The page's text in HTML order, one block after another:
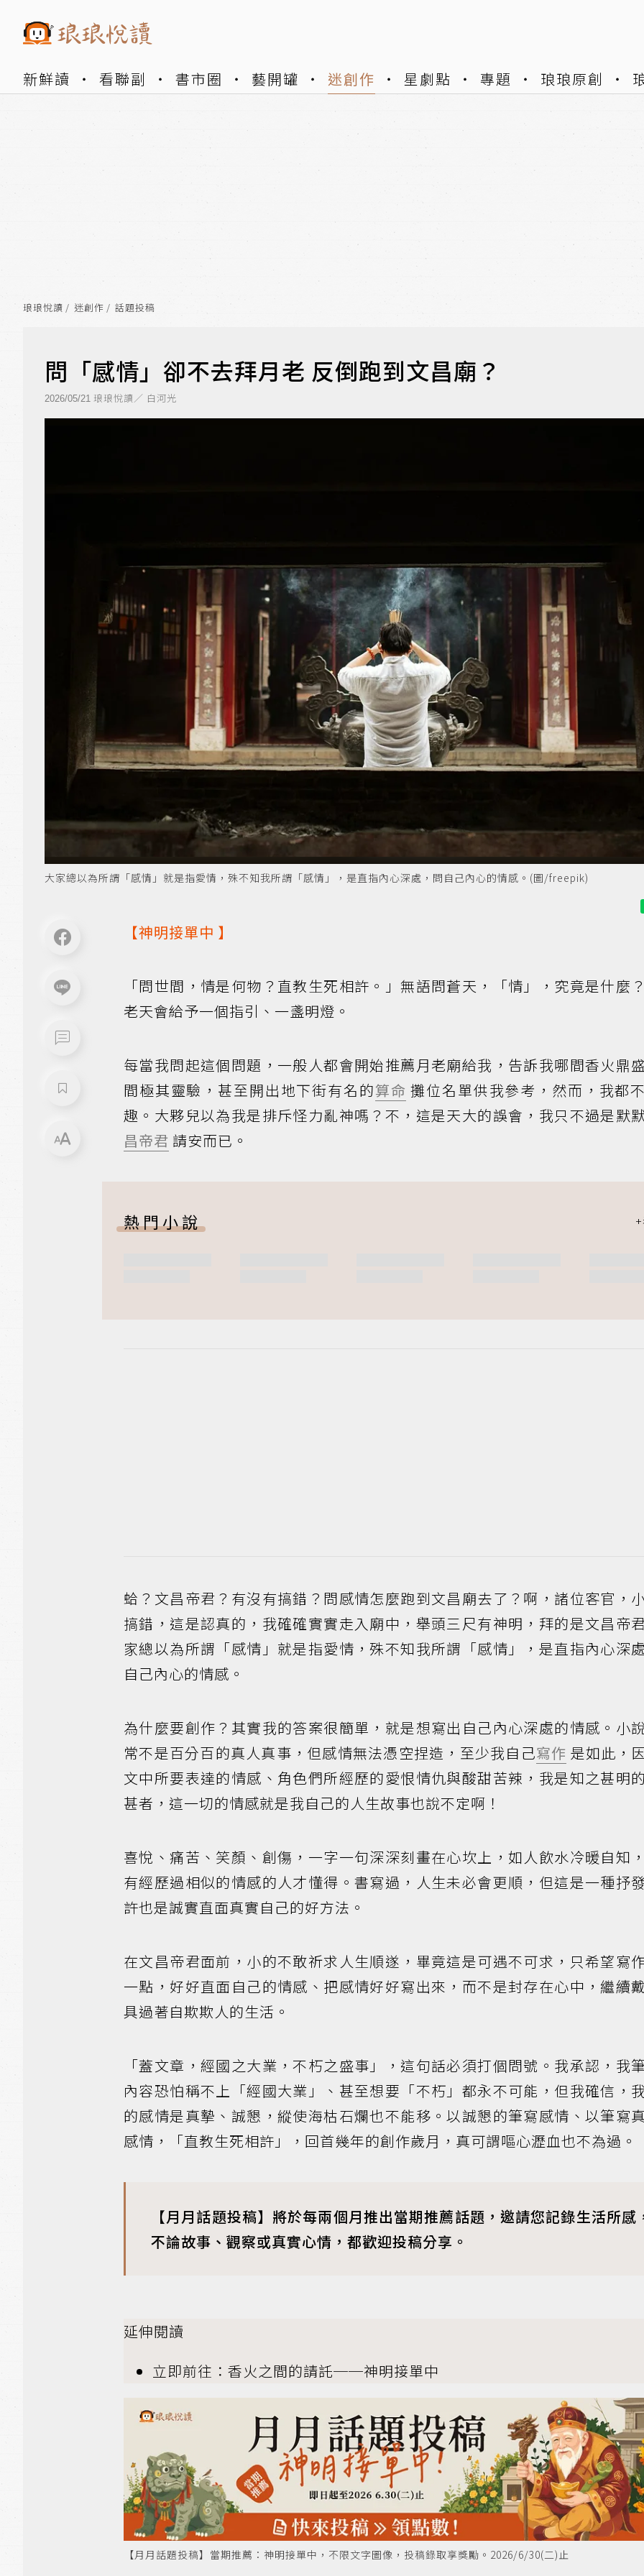
新鮮讀 看聯副 書市圈 藝開罐 迷創作 星劇點 專題 琅琅原創
琅琅悅讀 迷創作 話題投稿
問「感情」卻不去拜月老 反倒跑到文昌廟？
2026/05/21 琅琅悅讀／ 白河光
大家總以為所謂「感情」就是指愛情，殊不知我所謂「感情」，是直指內心深處，問自己內心的情感。(圖/freepik)
【神明接單中 】
「問世間，情是何物？直教生死相許。」無語問蒼天，「情」，究竟是什麼
老天會給予一個指引、一盞明燈。
每當我問起這個問題，一般人都會開始推薦月老廟給我，告訴我哪間香火鼎
間極其靈驗，甚至開出地下街有名的算命 攤位名單供我參考，然而，我都
趣。大夥兒以為我是排斥怪力亂神嗎？不，這是天大的誤會，我只不過是默
昌帝君 請安而已。
熱門小說
蛤？文昌帝君？有沒有搞錯？問感情怎麼跑到文昌廟去了？啊，諸位客官，
搞錯，這是認真的，我確確實實走入廟中，舉頭三尺有神明，拜的是文昌帝
家總以為所謂「感情」就是指愛情，殊不知我所謂「感情」，是直指內心深
自己內心的情感。
為什麼要創作？其實我的答案很簡單，就是想寫出自己內心深處的情感。小
常不是百分百的真人真事，但感情無法憑空捏造，至少我自己寫作 是如此，
文中所要表達的情感、角色們所經歷的愛恨情仇與酸甜苦辣，我是知之甚明
甚者，這一切的情感就是我自己的人生故事也說不定啊！
喜悅、痛苦、笑顏、創傷，一字一句深深刻畫在心坎上，如人飲水冷暖自知
有經歷過相似的情感的人才懂得。書寫過，人生未必會更順，但這是一種抒
許也是誠實直面真實自己的好方法。
在文昌帝君面前，小的不敢祈求人生順遂，畢竟這是可遇不可求，只希望寫
一點，好好直面自己的情感、把感情好好寫出來，而不是封存在心中，繼續
具過著自欺欺人的生活。
「蓋文章，經國之大業，不朽之盛事」，這句話必須打個問號。我承認，我
內容恐怕稱不上「經國大業」、甚至想要「不朽」都永不可能，但我確信，
的感情是真摯、誠懇，縱使海枯石爛也不能移。以誠懇的筆寫感情、以筆寫
感情，「直教生死相許」，回首幾年的創作歲月，真可謂嘔心瀝血也不為過。
【月月話題投稿】將於每兩個月推出當期推薦話題，邀請您記錄生活所感
不論故事、觀察或真實心情，都歡迎投稿分享。
延伸閱讀
立即前往：香火之間的請託──神明接單中
【月月話題投稿】當期推薦：神明接單中，不限文字圖像，投稿錄取享獎勵。2026/6/30(二)止